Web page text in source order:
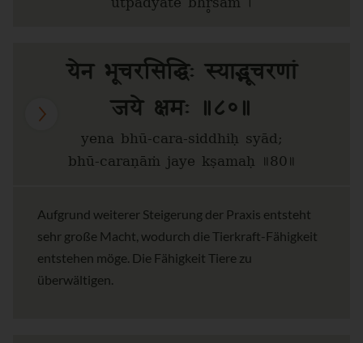
येन भूचरसिद्धिः स्याद्भूचरणां
जये क्षमः ॥८०॥
yena bhū-cara-siddhiḥ syād;
bhū-caraṇāṁ jaye kṣamaḥ ॥80॥
Aufgrund weiterer Steigerung der Praxis entsteht
sehr große Macht, wodurch die Tierkraft-Fähigkeit
entstehen möge. Die Fähigkeit Tiere zu
überwältigen.